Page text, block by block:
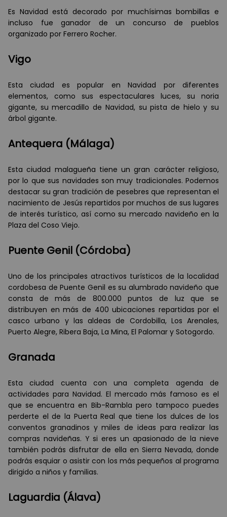
Es Navidad está decorado por muchísimas bombillas e
incluso fue ganador de un concurso de pueblos
organizado por Ferrero Rocher.
Vigo
Esta ciudad es popular en Navidad por diferentes
elementos, como sus espectaculares luces, su noria
gigante, su mercadillo de Navidad, su pista de hielo y su
árbol gigante.
Antequera (Málaga)
Esta ciudad malagueña tiene un gran carácter religioso,
por lo que sus navidades son muy tradicionales. Podemos
destacar su gran tradición de pesebres que representan el
nacimiento de Jesús repartidos por muchos de sus lugares
de interés turístico, así como su mercado navideño en la
Plaza del Coso Viejo.
Puente Genil (Córdoba)
Uno de los principales atractivos turísticos de la localidad
cordobesa de Puente Genil es su alumbrado navideño que
consta de más de 800.000 puntos de luz que se
distribuyen en más de 400 ubicaciones repartidas por el
casco urbano y las aldeas de Cordobilla, Los Arenales,
Puerto Alegre, Ribera Baja, La Mina, El Palomar y Sotogordo.
Granada
Esta ciudad cuenta con una completa agenda de
actividades para Navidad. El mercado más famoso es el
que se encuentra en Bib-Rambla pero tampoco puedes
perderte el de la Puerta Real que tiene los dulces de los
conventos granadinos y miles de ideas para realizar las
compras navideñas. Y si eres un apasionado de la nieve
también podrás disfrutar de ella en Sierra Nevada, donde
podrás esquiar o asistir con los más pequeños al programa
dirigido a niños y familias.
Laguardia (Álava)